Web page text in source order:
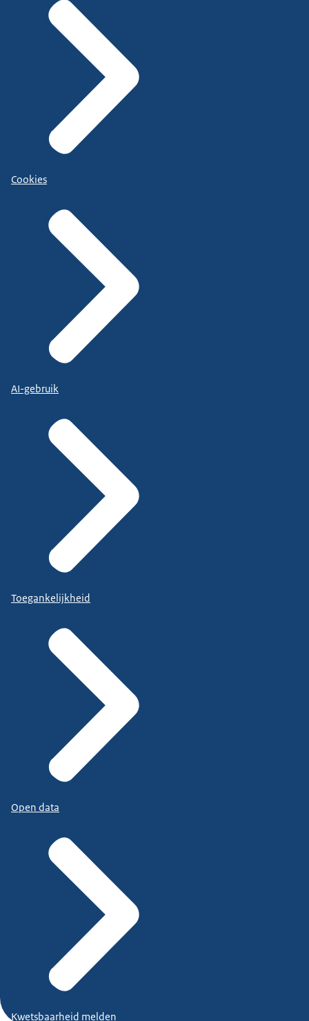
Cookies
AI-gebruik
Toegankelijkheid
Open data
Kwetsbaarheid melden